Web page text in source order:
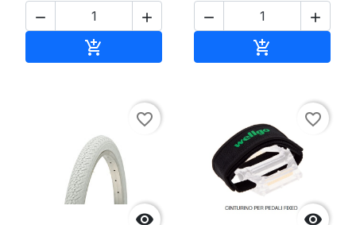
 

 


favorite_border

favorite_border